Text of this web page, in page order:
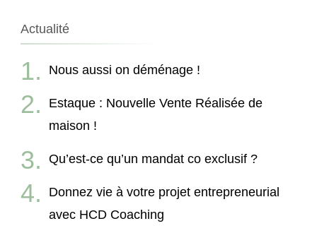
Actualité
Nous aussi on déménage !
Estaque : Nouvelle Vente Réalisée de
maison !
Qu’est-ce qu’un mandat co exclusif ?
Donnez vie à votre projet entrepreneurial
avec HCD Coaching